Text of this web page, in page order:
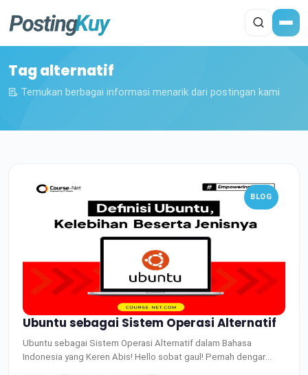
Tag alternatif
Temukan berbagai informasi menarik dari postingan kami
BLOG
Ubuntu sebagai Sistem Operasi Alternatif
Ubuntu sebagai Sistem Operasi Alternatif dalam Bahasa
Indonesia yang Keren Abis! Hello sobat gaul! Pernah dengar